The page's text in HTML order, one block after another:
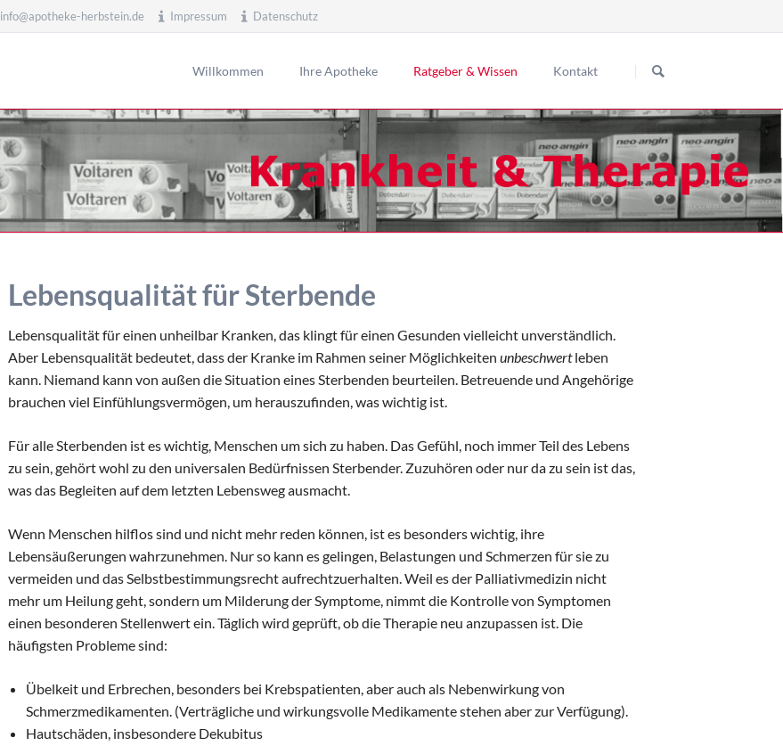
info@apotheke-herbstein.de Impressum Datenschutz
überspringen
Willkommen Ihre Apotheke
Service
Verleih von Geräten
Anmessen von Kompressionsstrümpfe, auch
Hausbesuche
Kundenkarte
Bargeldlose Zahlung
Ihre Apotheke
So finden Sie uns
Ratgeber & Wissen
Krankheiten & Therapie
Erkrankung im Alter
Magen und Darm
Herz, Gefäße, Kreislauf
Stoffwechsel
Blut, Krebs und Infektionen
News / Neuigkeiten
Kontakt
Lebensqualität für Sterbende
Lebensqualität für einen unheilbar Kranken, das klingt für einen Gesunden vielleicht unverständlich.
Aber Lebensqualität bedeutet, dass der Kranke im Rahmen seiner Möglichkeiten unbeschwertleben
kann. Niemand kann von außen die Situation eines Sterbenden beurteilen. Betreuende und Angehörige
brauchen viel Einfühlungsvermögen, um herauszufinden, was wichtig ist.
Für alle Sterbenden ist es wichtig, Menschen um sich zu haben. Das Gefühl, noch immer Teil des Lebens
zu sein, gehört wohl zu den universalen Bedürfnissen Sterbender. Zuzuhören oder nur da zu sein ist das,
was das Begleiten auf dem letzten Lebensweg ausmacht.
Wenn Menschen hilflos sind und nicht mehr reden können, ist es besonders wichtig, ihre
Lebensäußerungen wahrzunehmen. Nur so kann es gelingen, Belastungen und Schmerzen für sie zu
vermeiden und das Selbstbestimmungsrecht aufrechtzuerhalten. Weil es der Palliativmedizin nicht
mehr um Heilung geht, sondern um Milderung der Symptome, nimmt die Kontrolle von Symptomen
einen besonderen Stellenwert ein. Täglich wird geprüft, ob die Therapie neu anzupassen ist. Die
häufigsten Probleme sind:
Übelkeit und Erbrechen, besonders bei Krebspatienten, aber auch als Nebenwirkung von
Schmerzmedikamenten. (Verträgliche und wirkungsvolle Medikamente stehen aber zur Verfügung).
Hautschäden, insbesondere Dekubitus